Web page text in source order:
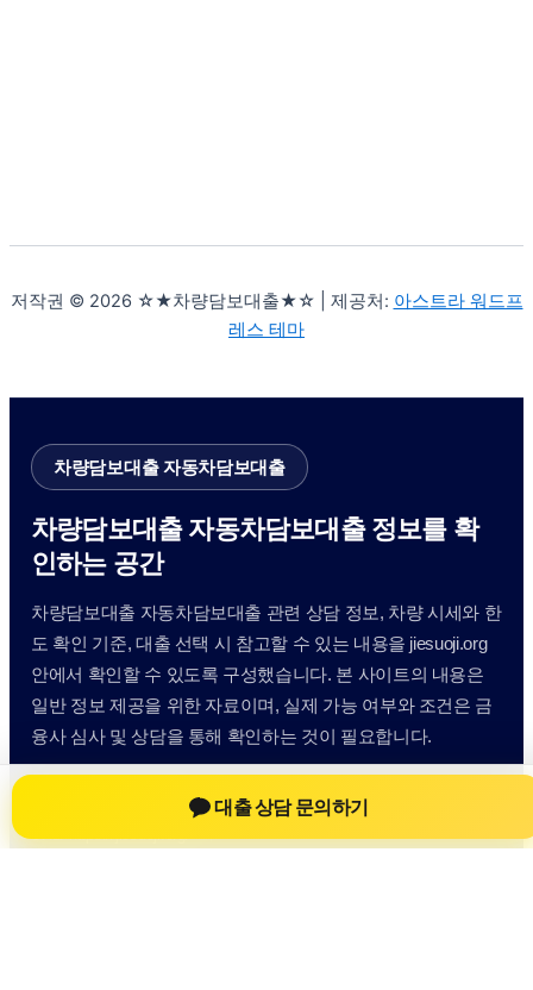
저작권 © 2026 ☆★차량담보대출★☆ | 제공처: 아스트라 워드프
레스 테마
차량담보대출 자동차담보대출
차량담보대출 자동차담보대출 정보를 확
인하는 공간
차량담보대출 자동차담보대출 관련 상담 정보, 차량 시세와 한
도 확인 기준, 대출 선택 시 참고할 수 있는 내용을 jiesuoji.org
안에서 확인할 수 있도록 구성했습니다. 본 사이트의 내용은
일반 정보 제공을 위한 자료이며, 실제 가능 여부와 조건은 금
융사 심사 및 상담을 통해 확인하는 것이 필요합니다.
대표 키워드: 차량담보대출 자동차담보대출
URL: https://jiesuoji.org/
대출 상담 문의하기